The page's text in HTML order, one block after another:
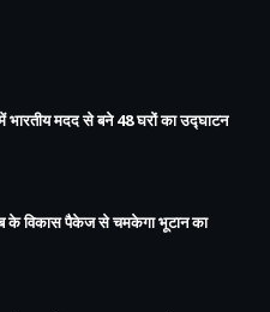
भारतीय मदद से बने 48 घरों का उद्घाटन
के विकास पैकेज से चमकेगा भूटान का